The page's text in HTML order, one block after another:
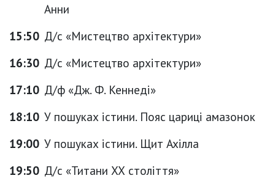
Анни
15:50 Д/с «Мистецтво архітектури»
16:30 Д/с «Мистецтво архітектури»
17:10 Д/ф «Дж. Ф. Кеннеді»
18:10 У пошуках істини. Пояс цариці амазонок
19:00 У пошуках істини. Щит Ахілла
19:50 Д/с «Титани ХХ століття»